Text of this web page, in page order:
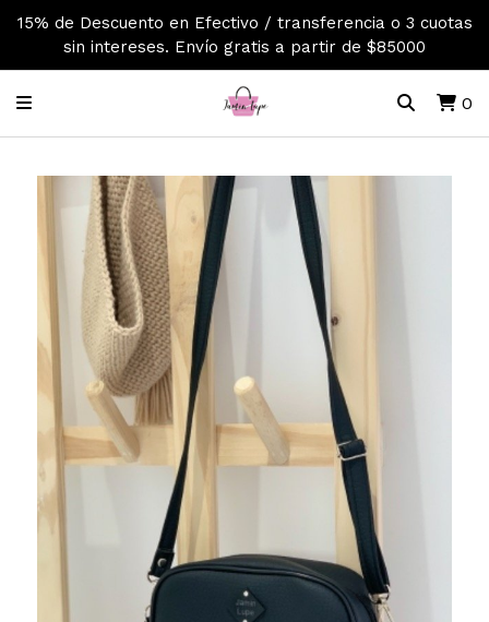
15% de Descuento en Efectivo / transferencia o 3 cuotas
sin intereses. Envío gratis a partir de $85000
0